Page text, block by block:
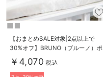
【おまとめSALE対象|2点以上で
30%オフ】BRUNO（ブルーノ）ポ
ータブルクリップライトファン
￥4,070 税込